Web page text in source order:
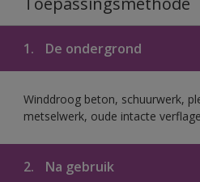
1. De ondergrond
Winddroog beton, schuurwerk,
metselwerk, oude intacte
2. Na gebruik